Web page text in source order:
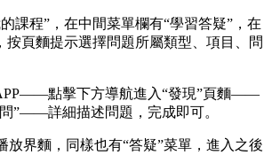
課程”，在中間菜單欄有“學習答疑”，在
按頁麵提示選擇問題所屬類型、項目、問
點擊下方導航進入“發現”頁麵——
”——詳細描述問題，完成即可。
放界麵，同樣也有“答疑”菜單，進入之後